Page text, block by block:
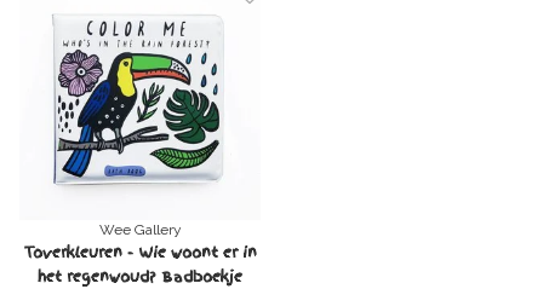
Wee Gallery
Toverkleuren - Wie woont er in
het regenwoud? Badboekje